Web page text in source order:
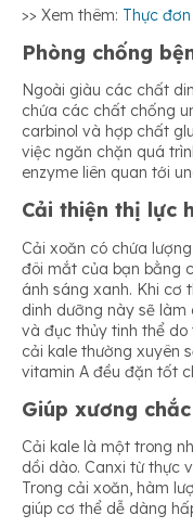
>> Xem thêm: Thực
Phòng chống
Ngoài giàu các chất
chứa các chất chống
carbinol và hợp chất
việc ngăn chặn quá
enzyme liên quan tới
Cải thiện thị lực
Cải xoăn có chứa
đôi mắt của bạn bằng
ánh sáng xanh. Khi cơ
dinh dưỡng này sẽ
và đục thủy tinh thể
cải kale thường xuyên
vitamin A đều đặn tốt
Giúp xương
Cải kale là một trong
dồi dào. Canxi từ thực
Trong cải xoăn, hàm
giúp cơ thể dễ dàng